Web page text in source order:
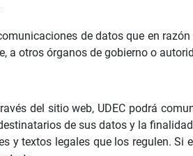
de datos que en
a otros órganos de gobierno o
del sitio web, UDEC podrá
de sus datos y la
textos legales que los regulen. Si